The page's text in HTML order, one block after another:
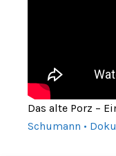
Das alte Porz –
Schumann •